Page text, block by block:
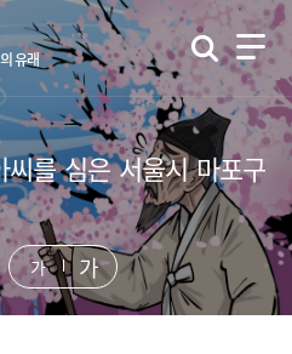
유래
를 심은 서울시 마포구
가 가